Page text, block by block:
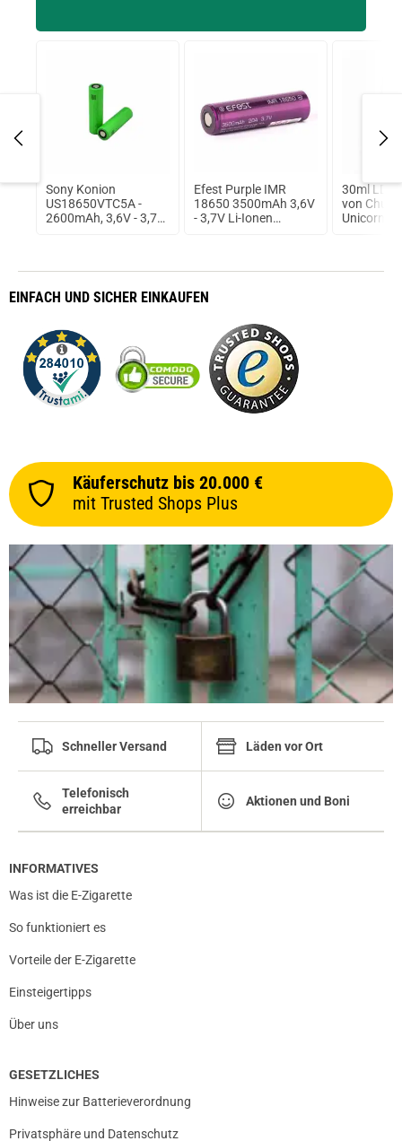
Sony Konion
US18650VTC5A -
2600mAh, 3,6V - 3,7V
Efest Purple IMR
18650 3500mAh 3,6V
- 3,7V Li-Ionen
30ml
von
Unicorn
EINFACH UND SICHER EINKAUFEN
Käuferschutz bis 20.000 €
mit Trusted Shops Plus
Schneller Versand Läden vor Ort
Telefonisch
erreichbar
Aktionen und Boni
INFORMATIVES
Was ist die E-Zigarette
So funktioniert es
Vorteile der E-Zigarette
Einsteigertipps
Über uns
GESETZLICHES
Hinweise zur Batterieverordnung
Privatsphäre und Datenschutz